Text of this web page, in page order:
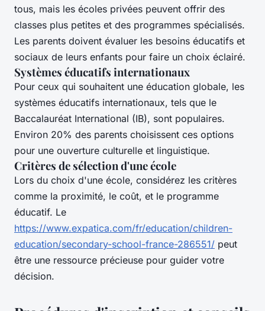
tous, mais les écoles privées peuvent offrir des
classes plus petites et des programmes spécialisés.
Les parents doivent évaluer les besoins éducatifs et
sociaux de leurs enfants pour faire un choix éclairé.
Systèmes éducatifs internationaux
Pour ceux qui souhaitent une éducation globale, les
systèmes éducatifs internationaux, tels que le
Baccalauréat International (IB), sont populaires.
Environ 20% des parents choisissent ces options
pour une ouverture culturelle et linguistique.
Critères de sélection d'une école
Lors du choix d'une école, considérez les critères
comme la proximité, le coût, et le programme
éducatif. Le
https://www.expatica.com/fr/education/children-
education/secondary-school-france-286551/ peut
être une ressource précieuse pour guider votre
décision.